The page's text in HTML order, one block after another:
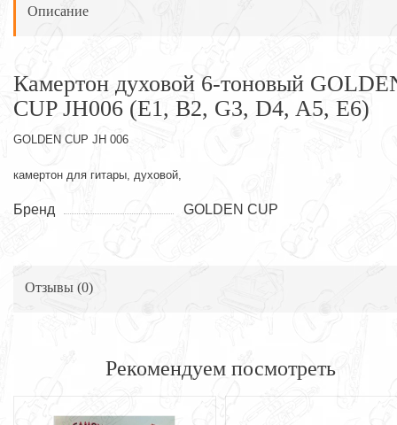
Описание
Камертон духовой 6-тоновый
CUP JH006 (E1, B2, G3, D4, A5, E6)
GOLDEN CUP JH 006
камертон для гитары, духовой,
Бренд GOLDEN CUP
Отзывы (0)
Рекомендуем посмотреть